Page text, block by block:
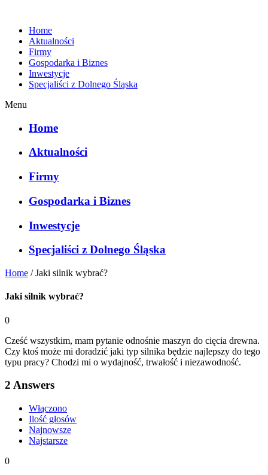
Home
Aktualności
Firmy
Gospodarka i Biznes
Inwestycje
Specjaliści z Dolnego Śląska
Menu
Home
Aktualności
Firmy
Gospodarka i Biznes
Inwestycje
Specjaliści z Dolnego Śląska
Home /Jaki silnik wybrać?
Jaki silnik wybrać?
0
Cześć wszystkim, mam pytanie odnośnie maszyn do cięcia drewna.
Czy ktoś może mi doradzić jaki typ silnika będzie najlepszy do tego
typu pracy? Chodzi mi o wydajność, trwałość i niezawodność.
2 Answers
Włączono
Ilość głosów
Najnowsze
Najstarsze
0